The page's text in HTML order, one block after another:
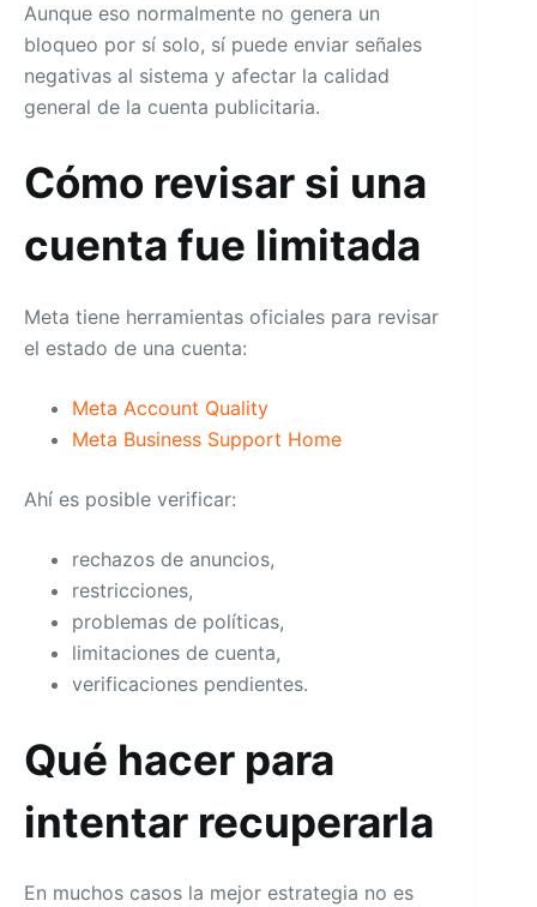
Aunque eso normalmente no genera un
bloqueo por sí solo, sí puede enviar señales
negativas al sistema y afectar la calidad
general de la cuenta publicitaria.
Cómo revisar si una
cuenta fue limitada
Meta tiene herramientas oficiales para revisar
el estado de una cuenta:
Meta Account Quality
Meta Business Support Home
Ahí es posible verificar:
rechazos de anuncios,
restricciones,
problemas de políticas,
limitaciones de cuenta,
verificaciones pendientes.
Qué hacer para
intentar recuperarla
En muchos casos la mejor estrategia no es